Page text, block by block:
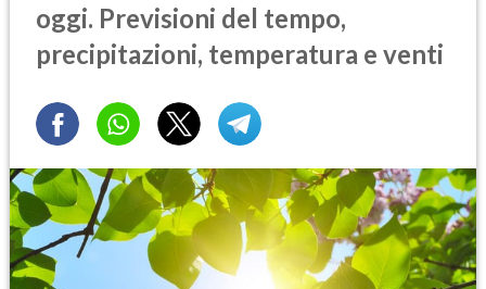
oggi. Previsioni del tempo,
precipitazioni, temperatura e venti